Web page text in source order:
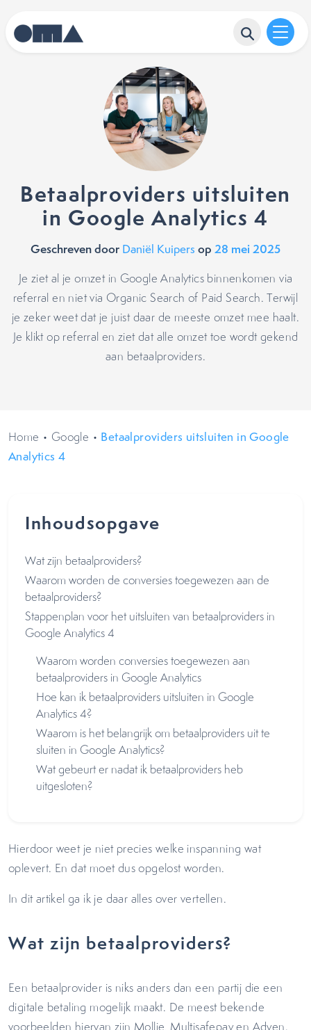
Betaalproviders uitsluiten
in Google Analytics 4
Geschreven door Daniël Kuipers op 28 mei 2025
Je ziet al je omzet in Google Analytics binnenkomen via
referral en niet via Organic Search of Paid Search. Terwijl
je zeker weet dat je juist daar de meeste omzet mee haalt.
Je klikt op referral en ziet dat alle omzet toe wordt gekend
aan betaalproviders.
Home • Google • Betaalproviders uitsluiten in Google
Analytics 4
Inhoudsopgave
Wat zijn betaalproviders?
Waarom worden de conversies toegewezen aan de
betaalproviders?
Stappenplan voor het uitsluiten van betaalproviders in
Google Analytics 4
Waarom worden conversies toegewezen aan
betaalproviders in Google Analytics
Hoe kan ik betaalproviders uitsluiten in Google
Analytics 4?
Waarom is het belangrijk om betaalproviders uit te
sluiten in Google Analytics?
Wat gebeurt er nadat ik betaalproviders heb
uitgesloten?
Hierdoor weet je niet precies welke inspanning wat
oplevert. En dat moet dus opgelost worden.
In dit artikel ga ik je daar alles over vertellen.
Wat zijn betaalproviders?
Een betaalprovider is niks anders dan een partij die een
digitale betaling mogelijk maakt. De meest bekende
voorbeelden hiervan zijn Mollie, Multisafepay en Adyen.